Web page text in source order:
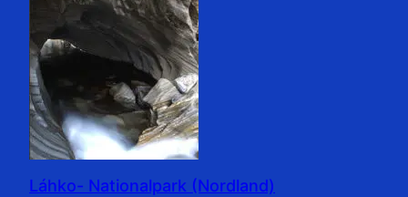
Láhko- Nationalpark (Nordland)